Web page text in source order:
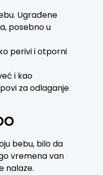
Ugrađene
posebno u
perivi i otporni
i kao
za odlaganje
bebu, bilo da
vremena van
nalaze.